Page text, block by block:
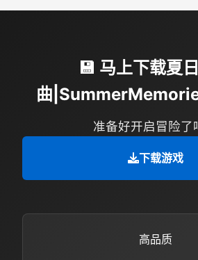
💾 马上下载夏
曲
准备好开启冒险了
下载游戏
高品质